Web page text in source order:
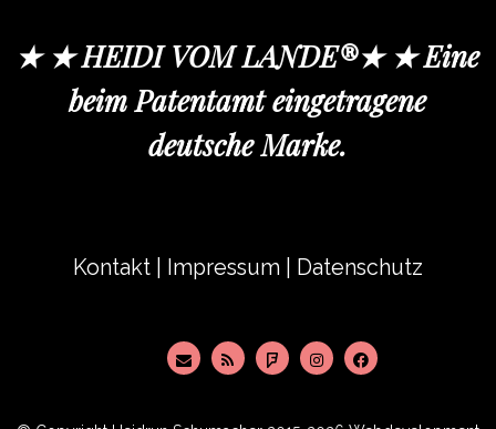
★ ★ HEIDI VOM LANDE®★ ★ Eine
beim Patentamt eingetragene
deutsche Marke.
Kontakt Impressum Datenschutz